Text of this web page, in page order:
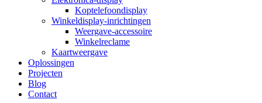
Koptelefoondisplay
Winkeldisplay-inrichtingen
Weergave-accessoire
Winkelreclame
Kaartweergave
Oplossingen
Projecten
Blog
Contact